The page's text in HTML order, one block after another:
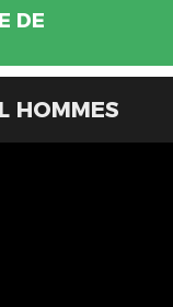
DE
HOMMES